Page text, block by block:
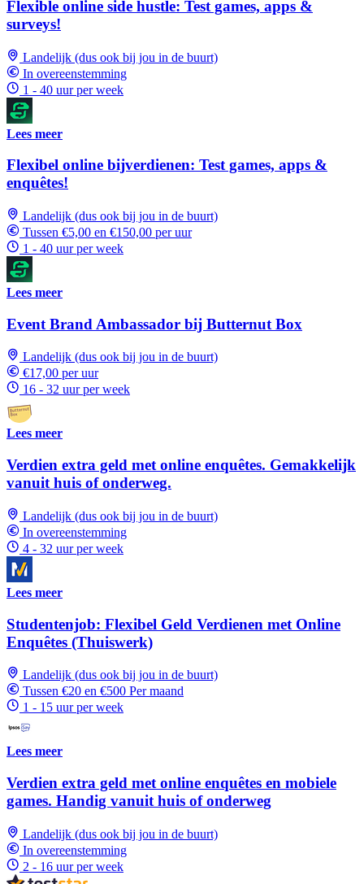
Flexible online side hustle: Test games, apps &
surveys!
Landelijk (dus ook bij jou in de buurt)
In overeenstemming
1 - 40 uur per week
Lees meer
Flexibel online bijverdienen: Test games, apps &
enquêtes!
Landelijk (dus ook bij jou in de buurt)
Tussen €5,00 en €150,00 per uur
1 - 40 uur per week
Lees meer
Event Brand Ambassador bij Butternut Box
Landelijk (dus ook bij jou in de buurt)
€17,00 per uur
16 - 32 uur per week
Lees meer
Verdien extra geld met online enquêtes. Gemakkelijk
vanuit huis of onderweg.
Landelijk (dus ook bij jou in de buurt)
In overeenstemming
4 - 32 uur per week
Lees meer
Studentenjob: Flexibel Geld Verdienen met Online
Enquêtes (Thuiswerk)
Landelijk (dus ook bij jou in de buurt)
Tussen €20 en €500 Per maand
1 - 15 uur per week
Lees meer
Verdien extra geld met online enquêtes en mobiele
games. Handig vanuit huis of onderweg
Landelijk (dus ook bij jou in de buurt)
In overeenstemming
2 - 16 uur per week